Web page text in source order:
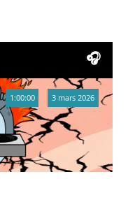
1:00:00 3 mars 2026